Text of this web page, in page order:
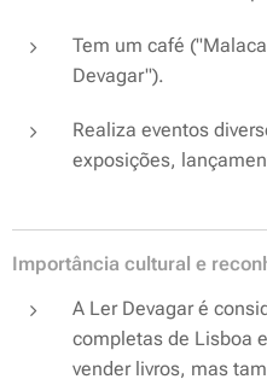
Tem um café
Devagar").
Realiza eventos
exposições,
Importância cultural e
A Ler Devagar é
completas de Lisboa
vender livros, mas